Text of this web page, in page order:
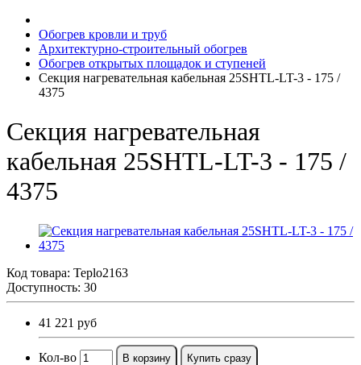
Обогрев кровли и труб
Архитектурно-строительный обогрев
Обогрев открытых площадок и ступеней
Секция нагревательная кабельная 25SHTL-LT-3 - 175 /
4375
Секция нагревательная
кабельная 25SHTL-LT-3 - 175 /
4375
Код товара: Teplo2163
Доступность: 30
41 221 руб
Кол-во В корзину Купить сразу